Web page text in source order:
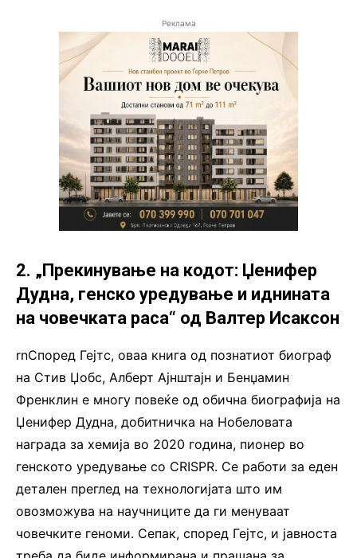
Реклама
2. „Прекинување на кодот: Џенифер
Дудна, генско уредување и иднината
на човечката раса“ од Валтер Исаксон
rnСпоред Гејтс, оваа книга од познатиот биограф
на Стив Џобс, Алберт Ајнштајн и Бенџамин
Френклин е многу повеќе од обична биографија на
Џенифер Дудна, добитничка на Нобеловата
награда за хемија во 2020 година, пионер во
генското уредување со CRISPR. Се работи за еден
детален преглед на технологијата што им
овозможува на научниците да ги менуваат
човечките геноми. Сепак, според Гејтс, и јавноста